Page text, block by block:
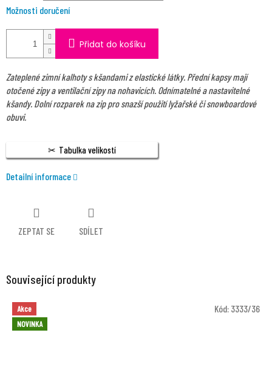
Možnosti doručení
Přidat do košíku
Zateplené zimní kalhoty s kšandami z elastické látky. Přední kapsy mají
otočené zipy a ventilační zipy na nohavicích. Odnímatelné a nastavitelné
kšandy. Dolní rozparek na zip pro snazší použití lyžařské či snowboardové
obuvi.
Tabulka velikostí
Detailní informace
ZEPTAT SE SDÍLET
Související produkty
Akce
NOVINKA
Kód: 3333/36